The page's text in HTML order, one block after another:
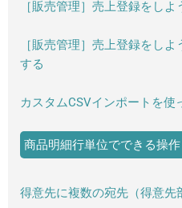
［販売管理］売上登録をしよ
［販売管理］売上登録をし
する
カスタムCSVインポートを使
商品明細行単位でできる操作
得意先に複数の宛先（得意先